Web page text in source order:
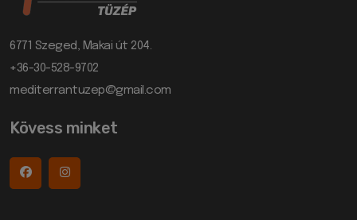
6771 Szeged, Makai út 204.
+36-30-528-9702
mediterrantuzep@gmail.com
Kövess minket